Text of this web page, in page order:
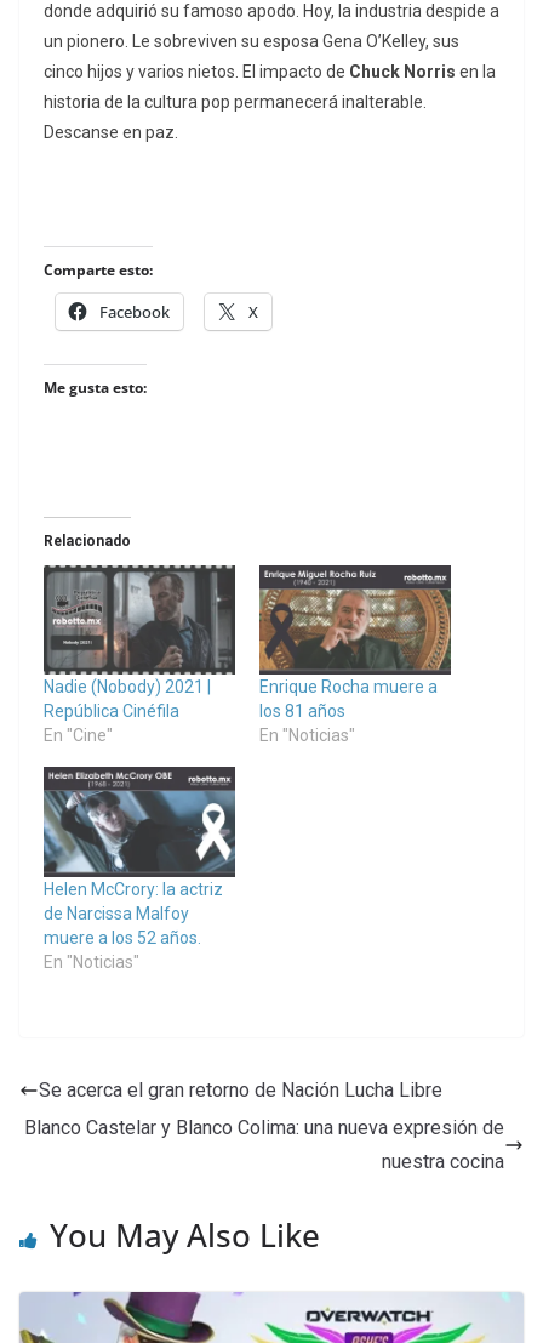
donde adquirió su famoso apodo. Hoy, la industria despide a
un pionero. Le sobreviven su esposa Gena O’Kelley, sus
cinco hijos y varios nietos. El impacto de Chuck Norris en la
historia de la cultura pop permanecerá inalterable.
Descanse en paz.
Comparte esto:
Facebook X
Me gusta esto:
Relacionado
Nadie (Nobody) 2021 |
República Cinéfila
En "Cine"
Enrique Rocha muere a
los 81 años
En "Noticias"
Helen McCrory: la actriz
de Narcissa Malfoy
muere a los 52 años.
En "Noticias"
Se acerca el gran retorno de Nación Lucha Libre
Blanco Castelar y Blanco Colima: una nueva expresión de
nuestra cocina
You May Also Like